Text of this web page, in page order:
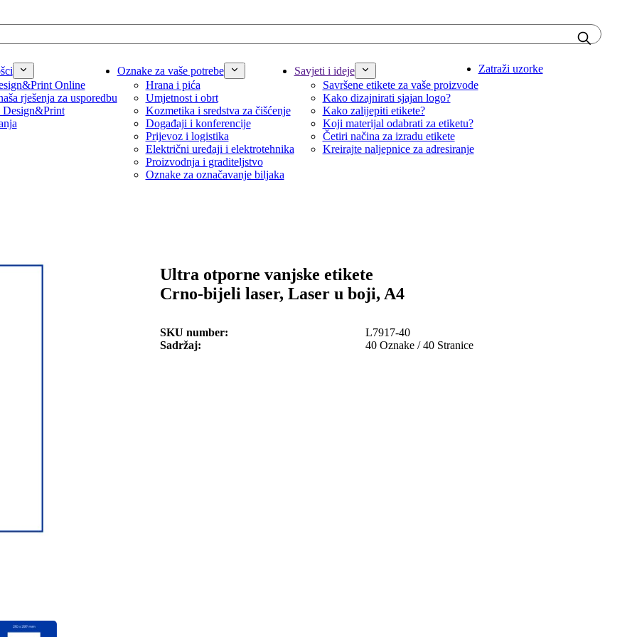
Online
rješenja za usporedbu
Design&Print
Oznake za vaše potrebe
Hrana i pića
Umjetnost i obrt
Kozmetika i sredstva za čišćenje
Događaji i konferencije
Prijevoz i logistika
Električni uređaji i elektrotehnika
Proizvodnja i graditeljstvo
Oznake za označavanje biljaka
Savjeti i ideje
Savršene etikete za vaše proizvode
Kako dizajnirati sjajan logo?
Kako zalijepiti etikete?
Koji materijal odabrati za etiketu?
Četiri načina za izradu etikete
Kreirajte naljepnice za adresiranje
Zatraži uzorke
Ultra otporne vanjske etikete
Crno-bijeli laser, Laser u boji, A4
SKU number
L7917-40
Sadržaj
40 Oznake / 40 Stranice